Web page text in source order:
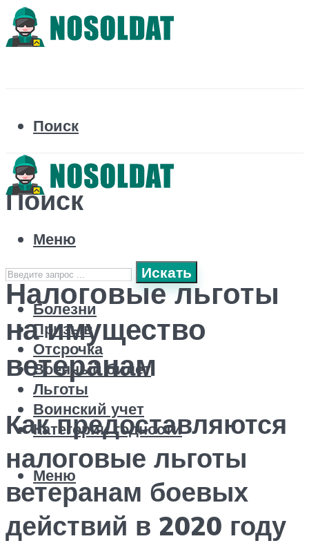
Поиск
Поиск
Искать
Болезни
Призыв
Отсрочка
Военный билет
Льготы
Воинский учет
Категории годности
Меню
Меню
Налоговые льготы
на имущество
ветеранам
Как предоставляются
налоговые льготы
ветеранам боевых
действий в 2020 году